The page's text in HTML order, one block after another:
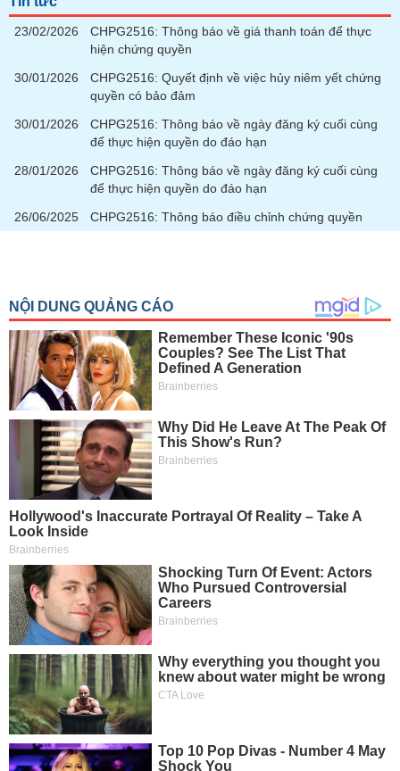
23/02/2026
CHPG2516: Thông báo về giá thanh toán để thực
hiện chứng quyền
30/01/2026
CHPG2516: Quyết định về việc hủy niêm yết chứng
quyền có bảo đảm
30/01/2026
CHPG2516: Thông báo về ngày đăng ký cuối cùng
để thực hiện quyền do đáo hạn
28/01/2026
CHPG2516: Thông báo về ngày đăng ký cuối cùng
để thực hiện quyền do đáo hạn
26/06/2025
CHPG2516: Thông báo điều chỉnh chứng quyền